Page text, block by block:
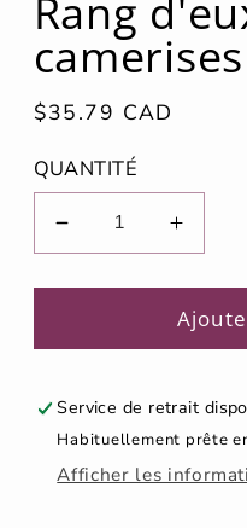
Rang
camerises
Prix
$35.79 CAD
QUANTITÉ
Réduire
la
quantité
Rang
-
Gin
camerises
la
de
Rang
-
Gin
aux
Service de retrait
Habituellement prête
Afficher les